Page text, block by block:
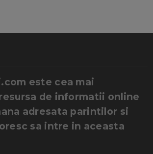
este cea mai
de informatii online
adresata parintilor si
sa intre in aceasta